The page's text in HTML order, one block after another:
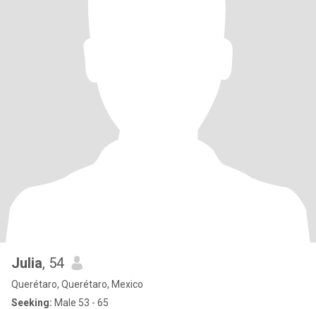
Julia, 54
Querétaro, Querétaro, Mexico
Seeking: Male 53 - 65